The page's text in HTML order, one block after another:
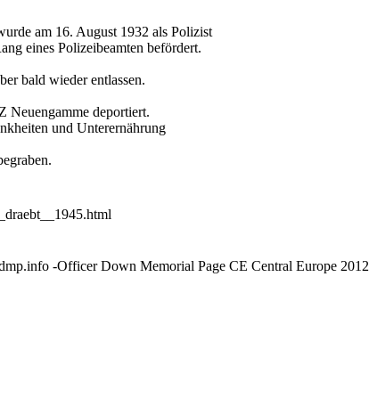
am 16. August 1932 als Polizist
eines Polizeibeamten befördert.
bald wieder entlassen.
Neuengamme deportiert.
und Unterernährung
-Officer Down Memorial Page CE Central Europe 2012